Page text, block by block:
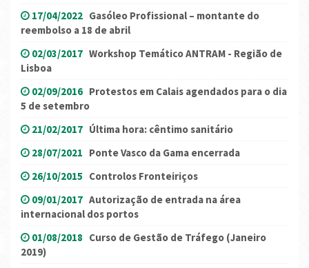
17/04/2022 Gasóleo Profissional – montante do
reembolso a 18 de abril
02/03/2017 Workshop Temático ANTRAM - Região de
Lisboa
02/09/2016 Protestos em Calais agendados para o dia
5 de setembro
21/02/2017 Última hora: cêntimo sanitário
28/07/2021 Ponte Vasco da Gama encerrada
26/10/2015 Controlos Fronteiriços
09/01/2017 Autorização de entrada na área
internacional dos portos
01/08/2018 Curso de Gestão de Tráfego (Janeiro
2019)